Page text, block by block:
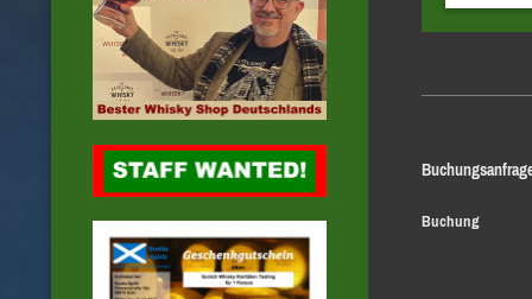
Buchung